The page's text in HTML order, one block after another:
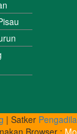
| Satker
Browser :